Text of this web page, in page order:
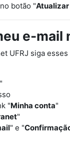
botão "
e-mail
UFRJ siga esses
"
"Minha conta"
"
" e "